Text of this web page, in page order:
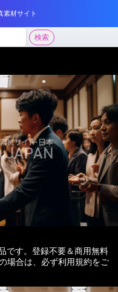
素材サイト
検索
です。登録不要＆商用無料
場合は、必ず利用規約をご